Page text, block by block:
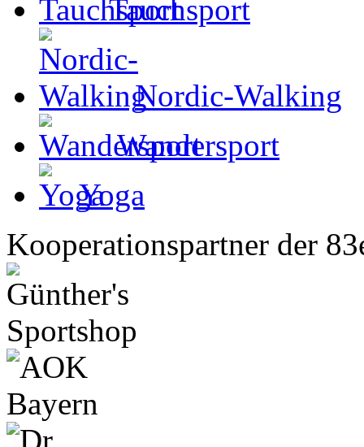
Tauchsport
Nordic-Walking
Wandersport
Yoga
Kooperationspartner der